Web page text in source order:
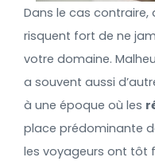
Dans le cas
risquent fort de ne
votre domaine.
a souvent aussi
à une époque où les
place prédominante
les voyageurs ont tôt